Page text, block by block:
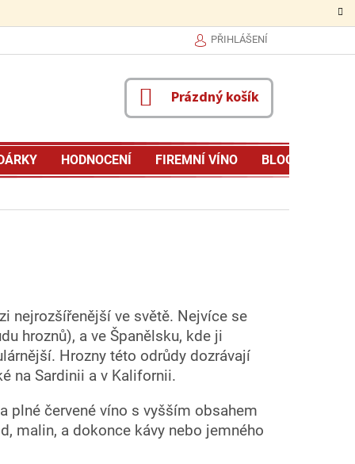
PŘIHLÁŠENÍ
NÁKUPNÍ
KOŠÍK
Prázdný košík
FIREMNÍ VÍNO
HODNOCENÍ BLOG
nejrozšířenější ve světě. Nejvíce se
hroznů), a ve Španělsku, kde ji
Hrozny této odrůdy dozrávají
na Sardinii a v Kalifornii.
plné červené víno s vyšším obsahem
malin, a dokonce kávy nebo jemného